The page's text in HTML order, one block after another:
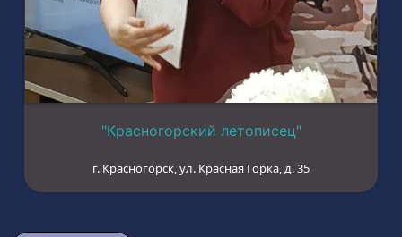
"Красногорский летописец"
г. Красногорск, ул. Красная Горка, д. 35